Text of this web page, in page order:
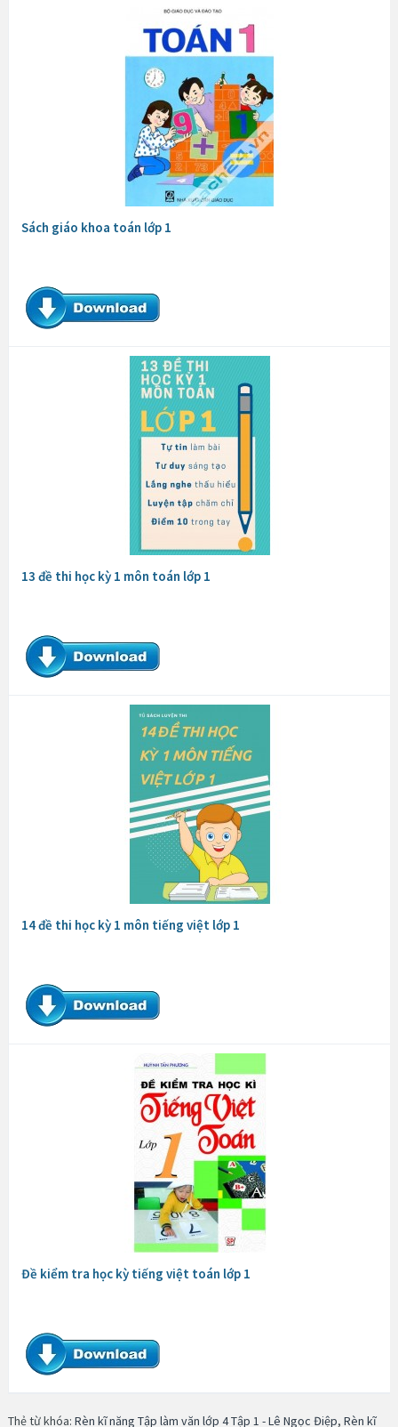
Sách giáo khoa toán lớp 1
13 đề thi học kỳ 1 môn toán lớp 1
14 đề thi học kỳ 1 môn tiếng việt lớp 1
Đề kiểm tra học kỳ tiếng việt toán lớp 1
Thẻ từ khóa: Rèn kĩ năng Tập làm văn lớp 4 Tập 1 - Lê Ngọc Điệp, Rèn kĩ